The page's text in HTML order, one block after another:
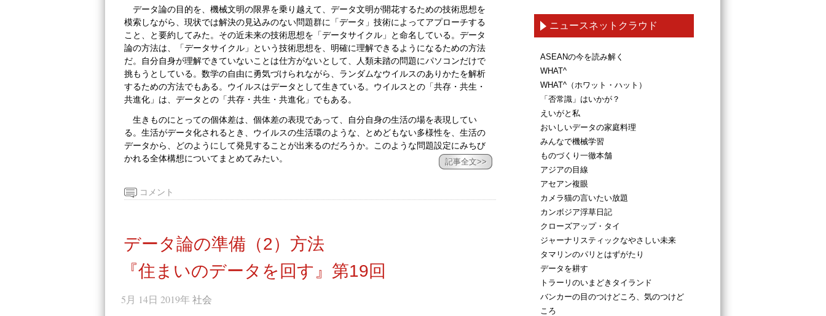
データ論の目的を、機械文明の限界を乗り越えて、データ文明が開花するための技術思想を
模索しながら、現状では解決の見込みのない問題群に「データ」技術によってアプローチする
こと、と要約してみた。その近未来の技術思想を「データサイクル」と命名している。データ
論の方法は、「データサイクル」という技術思想を、明確に理解できるようになるための方法
だ。自分自身が理解できていないことは仕方がないとして、人類未踏の問題にパソコンだけで
挑もうとしている。数学の自由に勇気づけられながら、ランダムなウイルスのありかたを解析
するための方法でもある。ウイルスはデータとして生きている。ウイルスとの「共存・共生・
共進化」は、データとの「共存・共生・共進化」でもある。
生きものにとっての個体差は、個体差の表現であって、自分自身の生活の場を表現してい
る。生活がデータ化されるとき、ウイルスの生活環のような、とめどもない多様性を、生活の
データから、どのようにして発見することが出来るのだろうか。このような問題設定にみちび
かれる全体構想についてまとめてみたい。
記事全文>>
コメント
データ論の準備（2）方法
『住まいのデータを回す』第19回
5月 14日 2019年 社会
ニュースネットクラウド
ASEANの今を読み解く
WHAT^
WHAT^（ホワット・ハット）
「否常識」はいかが？
えいがと私
おいしいデータの家庭料理
みんなで機械学習
ものづくり一徹本舗
アジアの目線
アセアン複眼
カメラ猫の言いたい放題
カンボジア浮草日記
クローズアップ・タイ
ジャーナリスティックなやさしい未来
タマリンのパリとはずがたり
データを耕す
トラーリのいまどきタイランド
バンカーの目のつけどころ、気のつけど
ころ